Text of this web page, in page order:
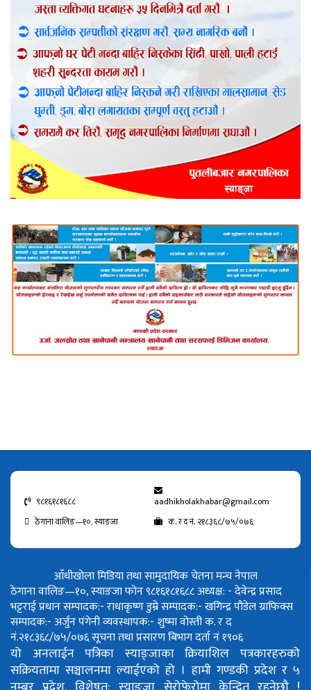
९८१६१८१६८८
aadhikholakhabar@gmail.com
ठेगाना वालिङ—१०, स्याङजा
क. र द नं. २१८३६८/७५/०७६
आँधीखोला मिडिया तथा सामुदायिक चेतना मन्च नेपाल
ठेगाना वालिङ—१०, स्याङजा फोन ९८१६१८१६८८अध्यक्ष: - देवेन्द्र प्रसाद
भट्टराईप्रधान सम्पादक:- राधाकृष्ण डुम्रेसम्पादक:- खगिन्द्र पौडेलग्राफिक्स
सम्पादक:- अर्जुन पंगेनीव्यवस्थापक:- शुष्मा वोस्तीक. र द
नं.२१८३६८/७५/०७६सूचना तथा प्रसारण बिभाग दर्ता नं १९०६
यो अनलाईन पत्रिका स्याङ्जाका क्रियाशिल पत्रकारहरुको
सक्रियतामा सञ्चालनमा ल्याईएको हो । हामी गण्डकी प्रदेश र ५